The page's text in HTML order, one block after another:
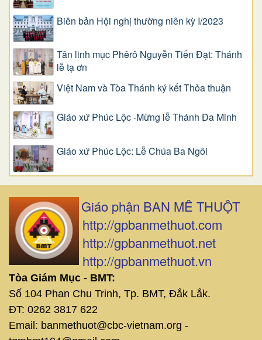
Biên bản Hội nghị thường niên kỳ I/2023
Tân linh mục Phêrô Nguyễn Tiến Đạt: Thánh
lễ tạ ơn
Việt Nam và Tòa Thánh ký kết Thỏa thuận
Giáo xứ Phúc Lộc -Mừng lễ Thánh Đa Minh
Giáo xứ Phúc Lộc: Lễ Chúa Ba Ngôi
Giáo phận BAN MÊ THUỘT
http://gpbanmethuot.com
http://gpbanmethuot.net
http://gpbanmethuot.vn
Tòa Giám Mục - BMT:
Số 104 Phan Chu Trinh, Tp. BMT, Đắk Lắk.
ĐT: 0262 3817 622
Email: banmethuot@cbc-vietnam.org -